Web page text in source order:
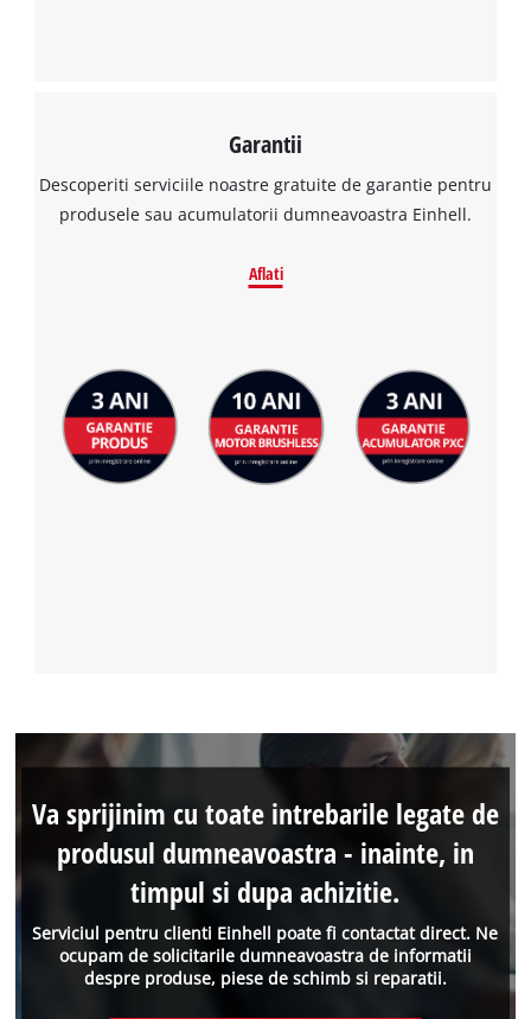
Garantii
Descoperiti serviciile noastre gratuite de garantie pentru
produsele sau acumulatorii dumneavoastra Einhell.
Aflati
Serviciul pentru clienti Einhell poate fi contactat direct. Ne
ocupam de solicitarile dumneavoastra de informatii
despre produse, piese de schimb si reparatii.
Va sprijinim cu toate intrebarile legate de
produsul dumneavoastra - inainte, in
timpul si dupa achizitie.